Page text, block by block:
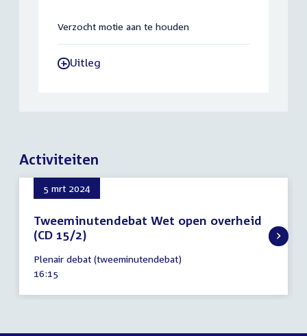
Verzocht motie aan te houden
-Uitleg
Activiteiten
5 mrt 2024
Tweeminutendebat Wet open overheid
(CD 15/2)
maart
2024
Plenair debat (tweeminutendebat)
Tijd
16:15